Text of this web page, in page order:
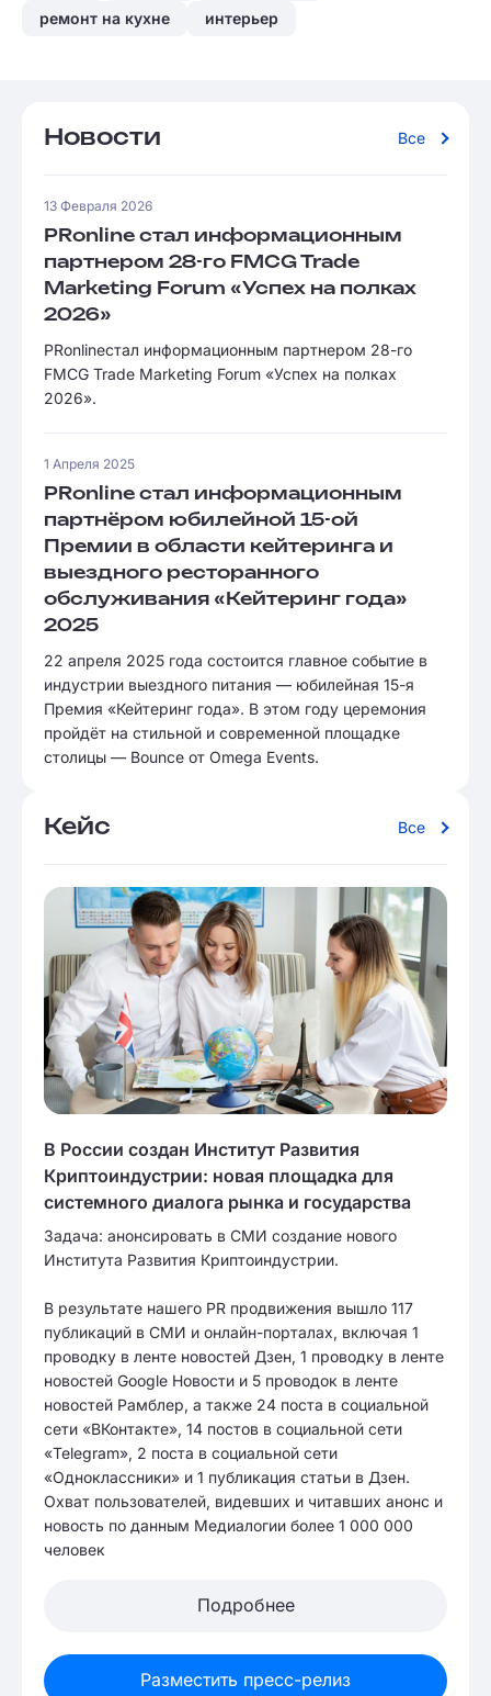
ремонт на кухне
интерьер
Новости Все
13 Февраля 2026
PRonline стал информационным
партнером 28-го FMCG Trade
Marketing Forum «Успех на полках
2026»
PRonlineстал информационным партнером 28-го
FMCG Trade Marketing Forum «Успех на полках
2026».
1 Апреля 2025
PRonline стал информационным
партнёром юбилейной 15-ой
Премии в области кейтеринга и
выездного ресторанного
обслуживания «Кейтеринг года»
2025
22 апреля 2025 года состоится главное событие в
индустрии выездного питания — юбилейная 15-я
Премия «Кейтеринг года». В этом году церемония
пройдёт на стильной и современной площадке
столицы — Bounce от Omega Events.
Кейс Все
В России создан Институт Развития
Криптоиндустрии: новая площадка для
системного диалога рынка и государства
Задача: анонсировать в СМИ создание нового
Института Развития Криптоиндустрии.
В результате нашего PR продвижения вышло 117
публикаций в СМИ и онлайн-порталах, включая 1
проводку в ленте новостей Дзен, 1 проводку в ленте
новостей Google Новости и 5 проводок в ленте
новостей Рамблер, а также 24 поста в социальной
сети «ВКонтакте», 14 постов в социальной сети
«Telegram», 2 поста в социальной сети
«Одноклассники» и 1 публикация статьи в Дзен.
Охват пользователей, видевших и читавших анонс и
новость по данным Медиалогии более 1 000 000
человек
Подробнее
Разместить пресс-релиз